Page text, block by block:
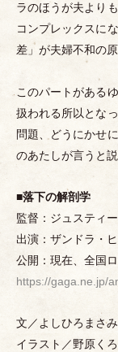
ラのほうが夫より
コンプレックスに
差 」 が夫婦不和の
このパートがある
扱われる所以とな
問題、どうにかせ
のあたしが言うと
■落下の解剖学
監督：ジュスティ
出演：ザンドラ ・
公開：現在、全国
https://gaga.ne.jp/
文／よしひろまさ
イラスト／野原くろ